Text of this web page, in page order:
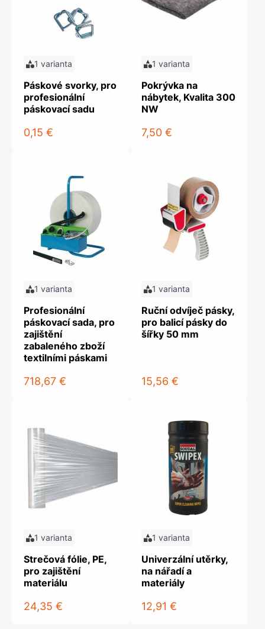
1 varianta
Páskové svorky, pro
profesionální
páskovací sadu
0,15 €
1 varianta
Pokrývka na
nábytek, Kvalita 300
NW
7,50 €
1 varianta
Profesionální
páskovací sada, pro
zajištění
zabaleného zboží
textilními páskami
718,67 €
1 varianta
Ruční odvíječ pásky,
pro balicí pásky do
šířky 50 mm
15,56 €
1 varianta
Strečová fólie, PE,
pro zajištění
materiálu
24,35 €
1 varianta
Univerzální utěrky,
na nářadí a
materiály
12,91 €